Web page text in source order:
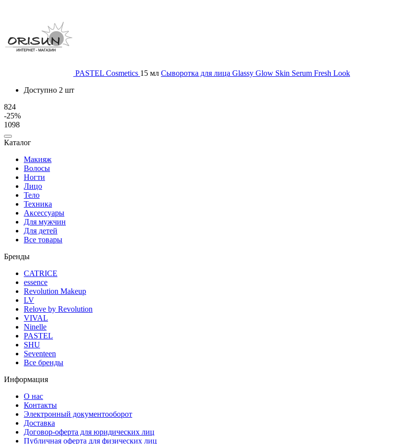
PASTEL Cosmetics 15 мл Сыворотка для лица Glassy Glow Skin Serum Fresh Look
Доступно 2 шт
824
-25%
1098
Каталог
Макияж
Волосы
Ногти
Лицо
Тело
Техника
Аксессуары
Для мужчин
Для детей
Все товары
Бренды
CATRICE
essence
Revolution Makeup
LV
Relove by Revolution
VIVAL
Ninelle
PASTEL
SHU
Seventeen
Все бренды
Информация
О нас
Контакты
Электронный документооборот
Доставка
Договор-оферта для юридических лиц
Публичная оферта для физических лиц